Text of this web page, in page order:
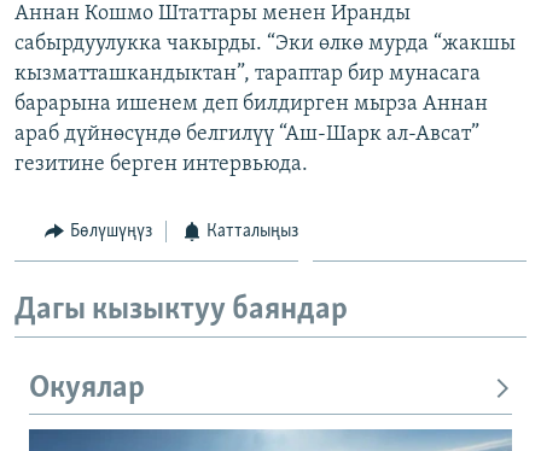
Аннан Кошмо Штаттары менен Иранды
сабырдуулукка чакырды. “Эки өлкө мурда “жакшы
кызматташкандыктан”, тараптар бир мунасага
барарына ишенем деп билдирген мырза Аннан
араб дүйнөсүндө белгилүү “Аш-Шарк ал-Авсат”
гезитине берген интервьюда.
Бөлүшүңүз Катталыңыз
Дагы кызыктуу баяндар
Окуялар